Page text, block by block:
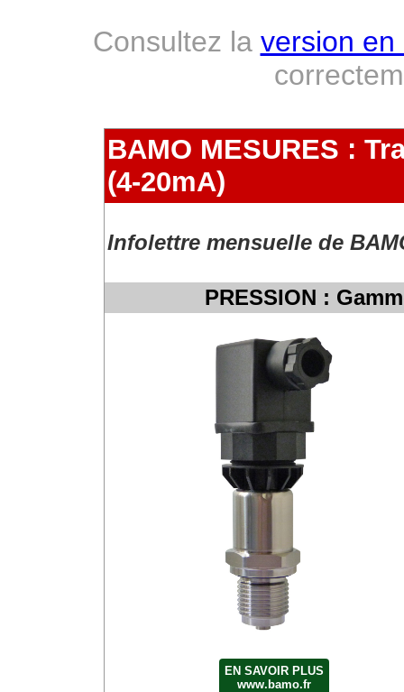
Consultez la version en
BAMO MESURES :
(4-20mA)
Infolettre mensuelle de
PRESSION :
EN SAVOIR PLUS
www.bamo.fr